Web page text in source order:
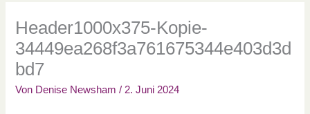
Header1000x375-Kopie-
34449ea268f3a761675344e403d3d
bd7
Von Denise Newsham/ 2. Juni 2024